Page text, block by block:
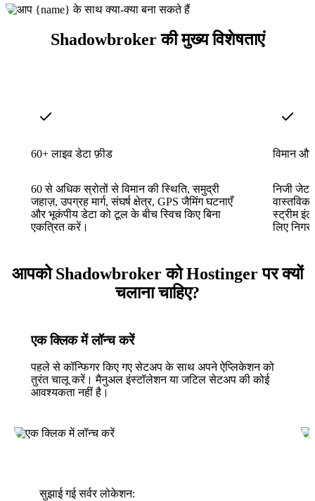
Shadowbroker की मुख्य विशेषताएं
60+ लाइव डेटा फ़ीड
60 से अधिक स्रोतों से विमान की स्थिति, समुद्री
जहाज़, उपग्रह मार्ग, संघर्ष क्षेत्र, GPS जैमिंग घटनाएँ
और भूकंपीय डेटा को टूल के बीच स्विच किए बिना
एकत्रित करें।
विमान
निजी जेट,
स्ट्रीम
लिए
आपको Shadowbroker को Hostinger पर क्यों
चलाना चाहिए?
एक क्लिक में लॉन्च करें
पहले से कॉन्फिगर किए गए सेटअप के साथ अपने ऐप्लिकेशन को
तुरंत चालू करें। मैनुअल इंस्टॉलेशन या जटिल सेटअप की कोई
आवश्यकता नहीं है।
सुझाई गई सर्वर लोकेशन: